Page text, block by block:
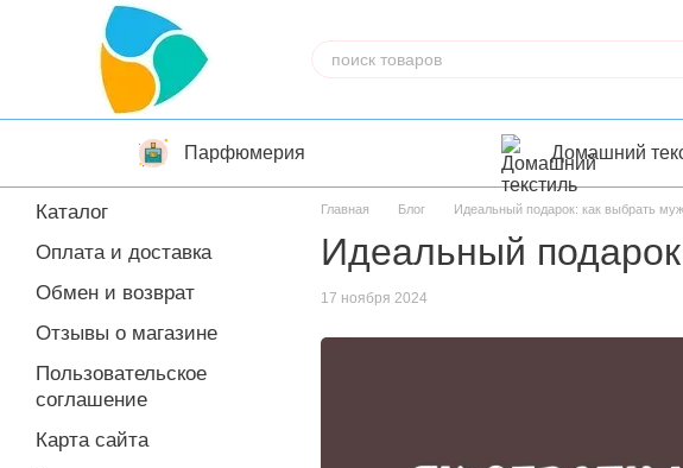
Перейти к основному контенту
Парфюмерия Домашний
Главная Блог Идеальный подарок: как выбрать
Идеальный
17 ноября 2024
Каталог
Оплата и доставка
Обмен и возврат
Отзывы о магазине
Пользовательское
соглашение
Карта сайта